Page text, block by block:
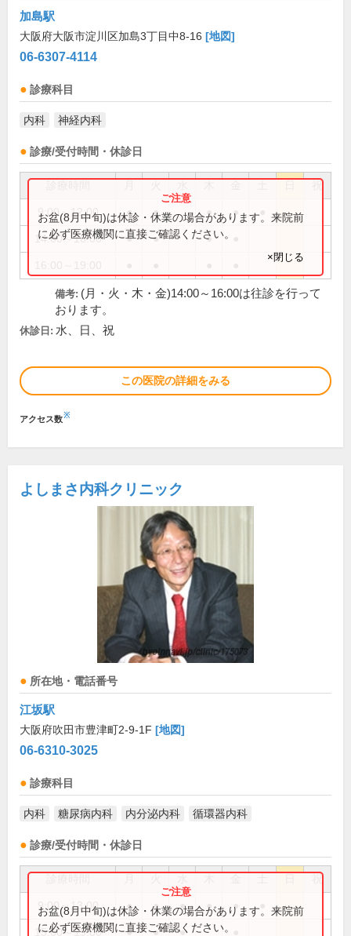
加島駅
大阪府大阪市淀川区加島3丁目中8-16 [地図]
06-6307-4114
診療科目
内科 神経内科
診療/受付時間・休診日
祝
9:00～12:00 ● ● ● ●
14:00～16:00 ● ● ●
お盆(8月中旬)は休診・休業の場合があります。来院前
に必ず医療機関に直接ご確認ください。
×閉じる
備考: (月・火・木・金)14:00～16:00は往診を行って
おります。
休診日: 水、日、祝
この医院の詳細をみる
アクセス数※
よしまさ内科クリニック
所在地・電話番号
江坂駅
大阪府吹田市豊津町2-9-1F [地図]
06-6310-3025
診療科目
内科 糖尿病内科 内分泌内科 循環器内科
診療/受付時間・休診日
祝
9:00～13:00 ● ● ● ● ●
15:00～19:00 ● ● ●
お盆(8月中旬)は休診・休業の場合があります。来院前
に必ず医療機関に直接ご確認ください。